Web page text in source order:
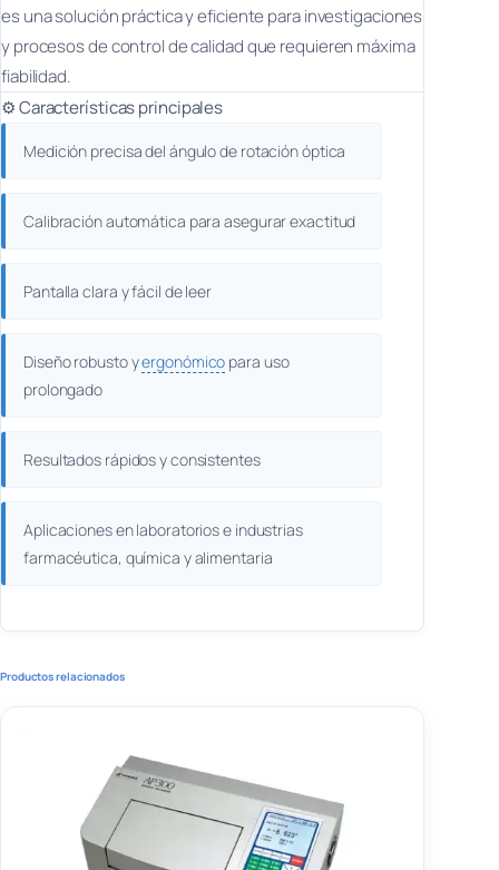
es una solución práctica y eficiente para investigaciones
y procesos de control de calidad que requieren máxima
fiabilidad.
⚙️Características principales
Medición precisa del ángulo de rotación óptica
Calibración automática para asegurar exactitud
Pantalla clara y fácil de leer
Diseño robusto yergonómico para uso
prolongado
Resultados rápidos y consistentes
Aplicaciones en laboratorios e industrias
farmacéutica, química y alimentaria
Productos relacionados